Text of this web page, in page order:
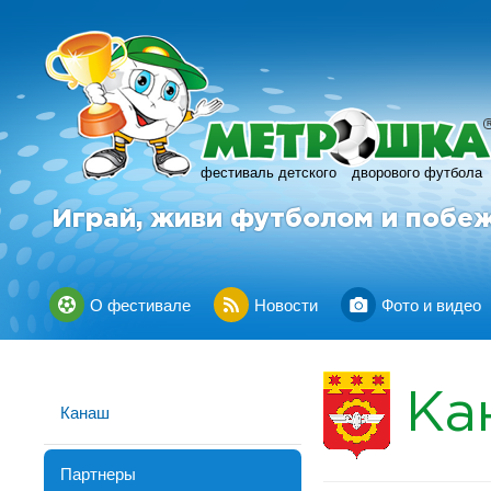
фестиваль детского дворового футбола
R
Играй, живи футболом и
О фестивале Новости Фото и видео
Канаш
Партнеры